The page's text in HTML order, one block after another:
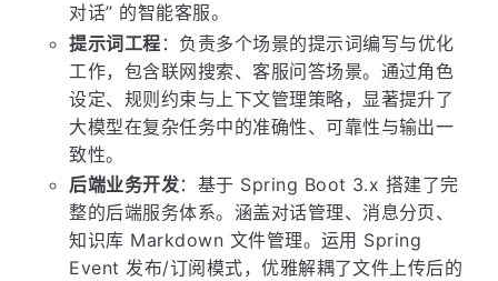
对话” 的智能客服。
提示词工程 ：负责多个场景的提示词编写与优化
工作，包含联网搜索、客服问答场景。通过角色
设定、规则约束与上下文管理策略，显著提升了
大模型在复杂任务中的准确性、可靠性与输出一
致性。
后端业务开发：基于 Spring Boot 3.x 搭建了完
整的后端服务体系。涵盖对话管理、消息分页、
知识库 Markdown 文件管理。运用 Spring
Event 发布/订阅模式，优雅解耦了文件上传后的